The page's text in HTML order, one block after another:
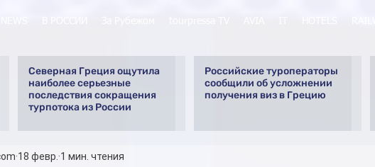
Северная Греция ощутила
наиболее серьезные
последствия сокращения
турпотока из России
Российские туроператоры
сообщили об усложнении
получения виз в Грецию
18 февр. 1 мин. чтения